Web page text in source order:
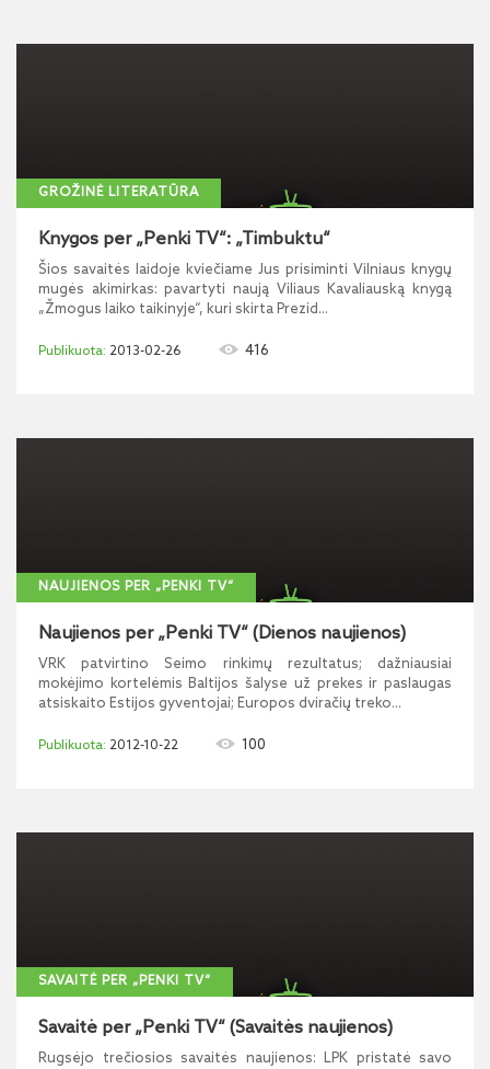
GROŽINĖ LITERATŪRA
Knygos per „Penki TV“: „Timbuktu“
Šios savaitės laidoje kviečiame Jus prisiminti Vilniaus knygų
mugės akimirkas: pavartyti naują Viliaus Kavaliauską knygą
„Žmogus laiko taikinyje“, kuri skirta Prezid...
2013-02-26 416
NAUJIENOS PER „PENKI TV“
Naujienos per „Penki TV“ (Dienos naujienos)
VRK patvirtino Seimo rinkimų rezultatus; dažniausiai
mokėjimo kortelėmis Baltijos šalyse už prekes ir paslaugas
atsiskaito Estijos gyventojai; Europos dviračių treko...
2012-10-22 100
SAVAITĖ PER „PENKI TV“
Savaitė per „Penki TV“ (Savaitės naujienos)
Rugsėjo trečiosios savaitės naujienos: LPK pristatė savo